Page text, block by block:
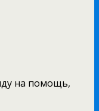
на помощь,